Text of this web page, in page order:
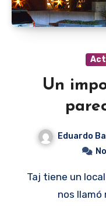
Un
Eduardo
Taj tiene un local imponente pero lo que más
nos llamó